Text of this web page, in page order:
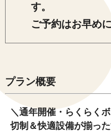
す。
ご予約はお早めに
プラン概要
＼通年開催・らくらく
切制＆快適設備が揃っ